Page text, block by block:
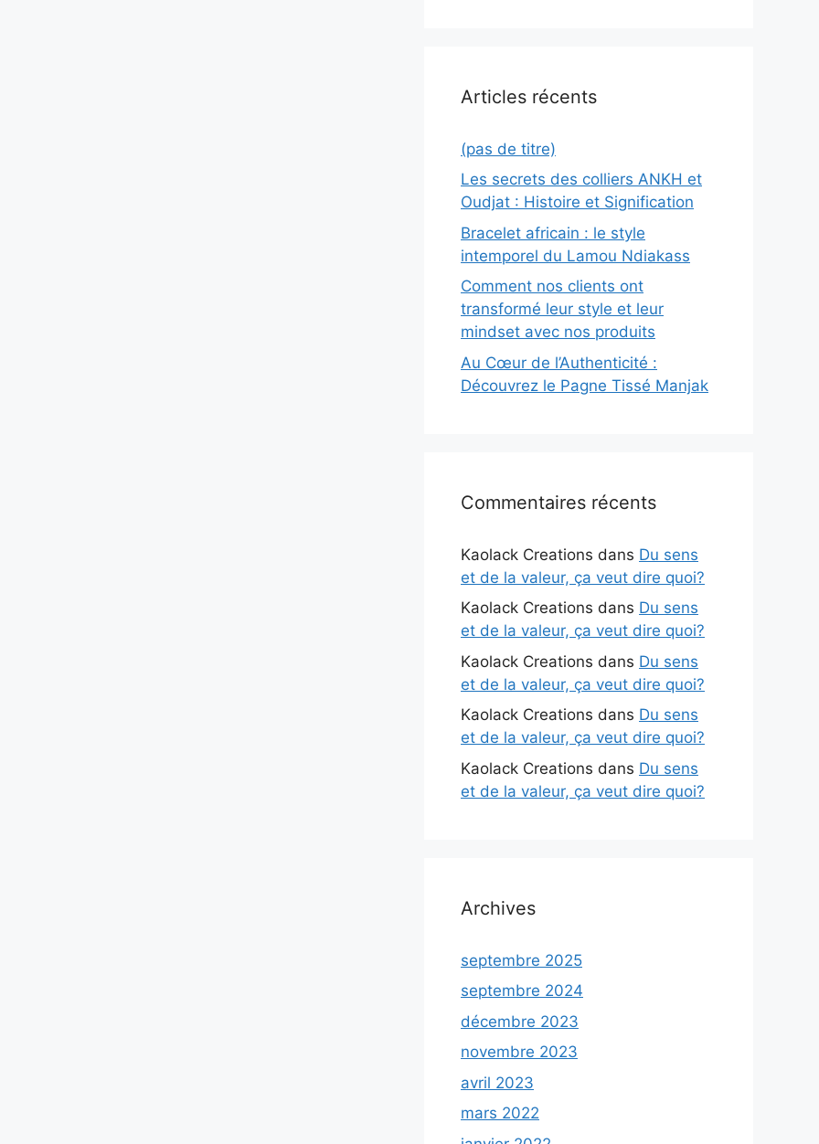
Articles récents
(pas de titre)
Les secrets des colliers ANKH et
Oudjat : Histoire et Signification
Bracelet africain : le style
intemporel du Lamou Ndiakass
Comment nos clients ont
transformé leur style et leur
mindset avec nos produits
Au Cœur de l’Authenticité :
Découvrez le Pagne Tissé Manjak
Commentaires récents
Kaolack Creations dans Du sens
et de la valeur, ça veut dire quoi?
Kaolack Creations dans Du sens
et de la valeur, ça veut dire quoi?
Kaolack Creations dans Du sens
et de la valeur, ça veut dire quoi?
Kaolack Creations dans Du sens
et de la valeur, ça veut dire quoi?
Kaolack Creations dans Du sens
et de la valeur, ça veut dire quoi?
Archives
septembre 2025
septembre 2024
décembre 2023
novembre 2023
avril 2023
mars 2022